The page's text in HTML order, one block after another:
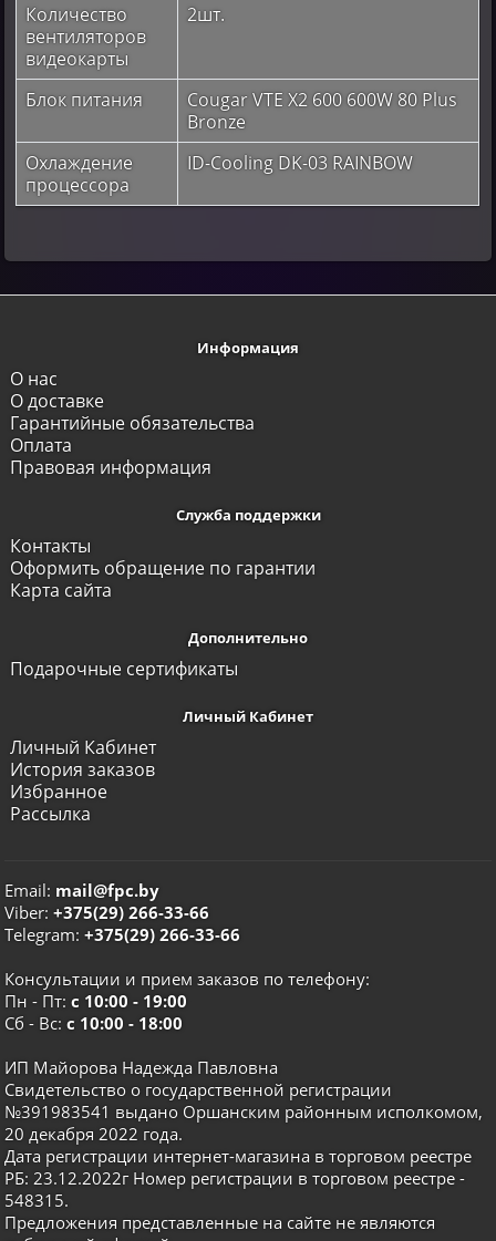
Количество
вентиляторов
видеокарты
2шт.
Блок питания
Cougar VTE X2 600 600W 80 Plus
Bronze
Охлаждение
процессора
ID-Cooling DK-03 RAINBOW
Информация
О нас
О доставке
Гарантийные обязательства
Оплата
Правовая информация
Служба поддержки
Контакты
Оформить обращение по гарантии
Карта сайта
Дополнительно
Подарочные сертификаты
Личный Кабинет
Личный Кабинет
История заказов
Избранное
Рассылка
Email: mail@fpc.by
Viber:+375(29) 266-33-66
Telegram:+375(29) 266-33-66
Консультации и прием заказов по телефону:
Пн - Пт:с 10:00 - 19:00
Сб - Вс:с 10:00 - 18:00
ИП Майорова Надежда Павловна
Свидетельство о государственной регистрации
№391983541 выдано Оршанским районным исполкомом,
20 декабря 2022 года.
Дата регистрации интернет-магазина в торговом реестре
РБ: 23.12.2022г Номер регистрации в торговом реестре -
548315.
Предложения представленные на сайте не являются